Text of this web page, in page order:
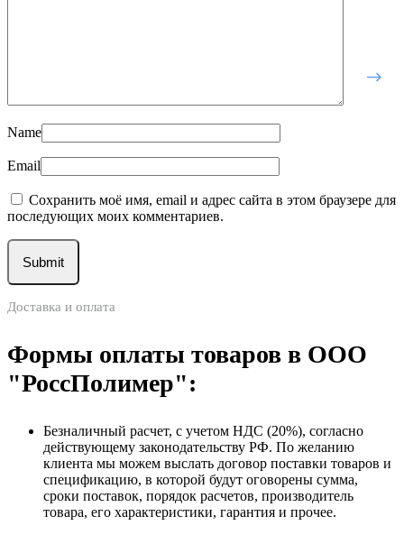
Name
Email
Сохранить моё имя, email и адрес сайта в этом браузере для
последующих моих комментариев.
Доставка и оплата
Формы оплаты товаров в ООО
"РоссПолимер":
Безналичный расчет, с учетом НДС (20%), согласно
действующему законодательству РФ. По желанию
клиента мы можем выслать договор поставки товаров и
спецификацию, в которой будут оговорены сумма,
сроки поставок, порядок расчетов, производитель
товара, его характеристики, гарантия и прочее.